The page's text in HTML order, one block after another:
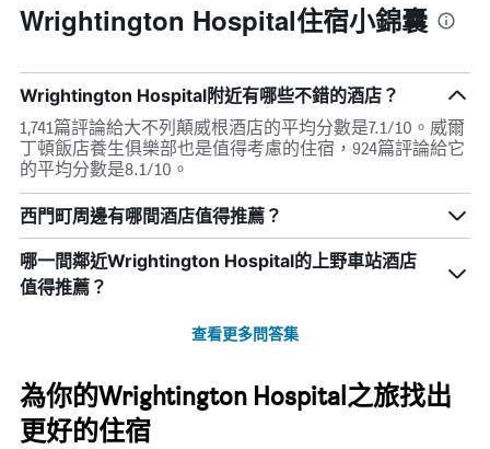
Wrightington Hospital住宿小錦囊
Wrightington Hospital附近有哪些不錯的酒店？
1,741篇評論給大不列顛威根酒店的平均分數是7.1/10。威爾
丁頓飯店養生俱樂部也是值得考慮的住宿，924篇評論給它
的平均分數是8.1/10。
西門町周邊有哪間酒店值得推薦？
哪一間鄰近Wrightington Hospital的上野車站酒店
值得推薦？
查看更多問答集
為你的Wrightington Hospital之旅找出
更好的住宿